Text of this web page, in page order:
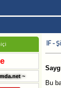
~
IF -
Bu